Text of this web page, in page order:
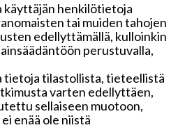
käyttäjän henkilötietoja
tai muiden tahojen
edellyttämällä, kulloinkin
perustuvalla,
tietoja tilastollista, tieteellistä
varten edellyttäen,
sellaiseen muotoon,
enää ole niistä